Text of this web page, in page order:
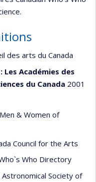
des arts du Canada
Les Académies des
du Canada 2001
& Women of
Council for the Arts
Who Directory
Society of